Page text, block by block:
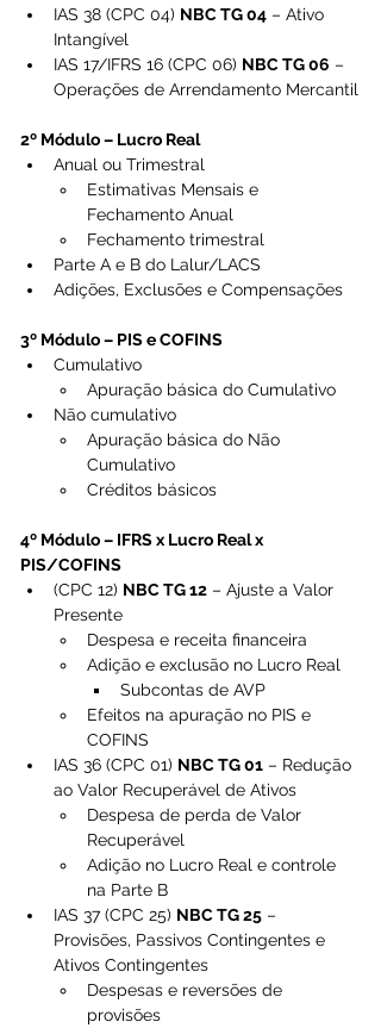
IAS 38 (CPC 04) NBC TG 04 – Ativo
Intangível
IAS 17/IFRS 16 (CPC 06) NBC TG 06 –
Operações de Arrendamento Mercantil
2º Módulo – Lucro Real
Anual ou Trimestral
Estimativas Mensais e
Fechamento Anual
Fechamento trimestral
Parte A e B do Lalur/LACS
Adições, Exclusões e Compensações
3º Módulo – PIS e COFINS
Cumulativo
Apuração básica do Cumulativo
Não cumulativo
Apuração básica do Não
Cumulativo
Créditos básicos
4º Módulo – IFRS x Lucro Real x
PIS/COFINS
(CPC 12) NBC TG 12 – Ajuste a Valor
Presente
Despesa e receita financeira
Adição e exclusão no Lucro Real
Subcontas de AVP
Efeitos na apuração no PIS e
COFINS
IAS 36 (CPC 01) NBC TG 01 – Redução
ao Valor Recuperável de Ativos
Despesa de perda de Valor
Recuperável
Adição no Lucro Real e controle
na Parte B
IAS 37 (CPC 25) NBC TG 25 –
Provisões, Passivos Contingentes e
Ativos Contingentes
Despesas e reversões de
provisões